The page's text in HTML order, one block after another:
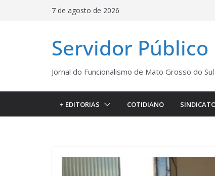
7 de agosto de 2026
Servidor Público
Jornal do Funcionalismo de Mato Grosso do Sul
+ EDITORIAS COTIDIANO